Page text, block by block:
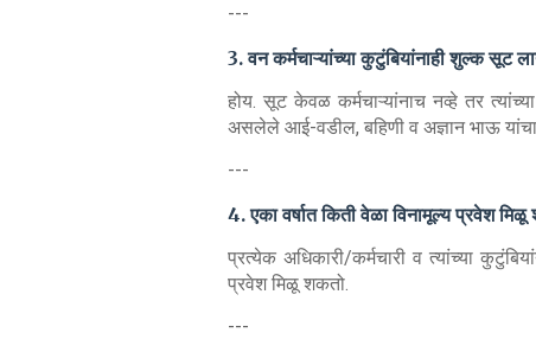
---
3. वन कर्मचाऱ्यांच्या कुटुंबियांनाही शुल्क सूट
होय. सूट केवळ कर्मचाऱ्यांनाच नव्हे तर
असलेले आई-वडील, बहिणी व अज्ञान भाऊ यांचा
---
4. एका वर्षात किती वेळा विनामूल्य प्रवेश
प्रत्येक अधिकारी/कर्मचारी व त्यांच्या
प्रवेश मिळू शकतो.
---